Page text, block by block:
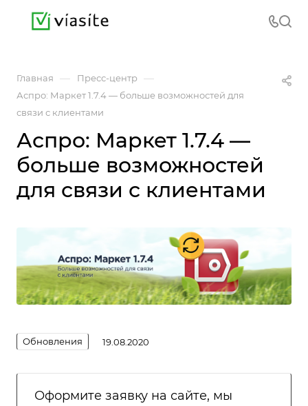
Главная — Пресс-центр —
Аспро: Маркет 1.7.4 — больше возможностей для
связи с клиентами
Аспро: Маркет 1.7.4 —
больше возможностей
для связи с клиентами
Обновления 19.08.2020
Оформите заявку на сайте, мы